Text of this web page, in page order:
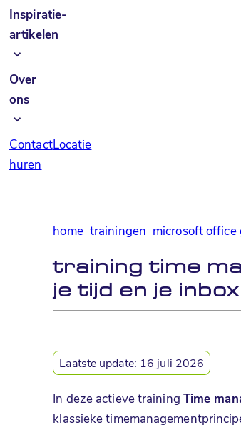
Inspiratie-
artikelen
Over
ons
ContactLocatie
huren
home trainingen microsoft office
training time
je tijd en je inbox
Laatste update: 16 juli 2026
In deze actieve training Time
klassieke